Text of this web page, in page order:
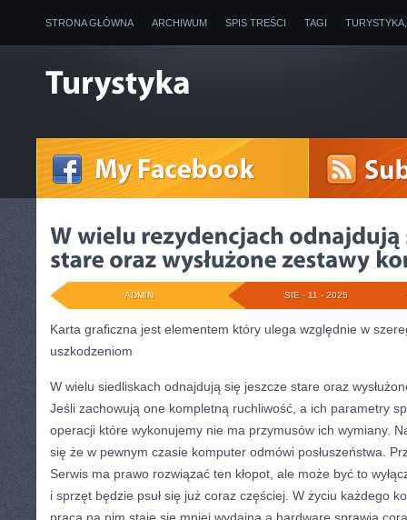
STRONA GŁÓWNA ARCHIWUM SPIS TREŚCI TAGI
SIE - 11 - 2025
ADMIN
Karta graficzna jest elementem który ulega względnie w
uszkodzeniom
W wielu siedliskach odnajdują się jeszcze stare oraz
Jeśli zachowują one kompletną ruchliwość, a ich parametry
operacji które wykonujemy nie ma przymusów ich wymiany.
się że w pewnym czasie komputer odmówi posłuszeństwa.
Serwis ma prawo rozwiązać ten kłopot, ale może być to
i sprzęt będzie psuł się już coraz częściej. W życiu każdego